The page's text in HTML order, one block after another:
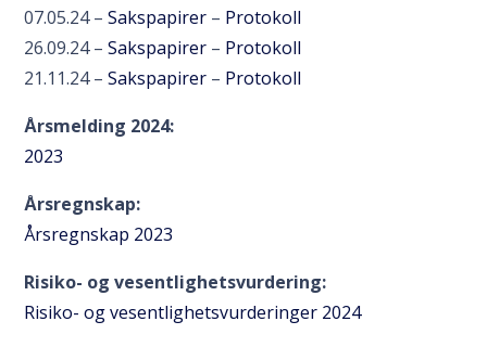
07.05.24 –Sakspapirer – Protokoll
26.09.24 –Sakspapirer – Protokoll
21.11.24 –Sakspapirer – Protokoll
Årsmelding 2024:
2023
Årsregnskap:
Årsregnskap 2023
Risiko- og vesentlighetsvurdering:
Risiko- og vesentlighetsvurderinger 2024